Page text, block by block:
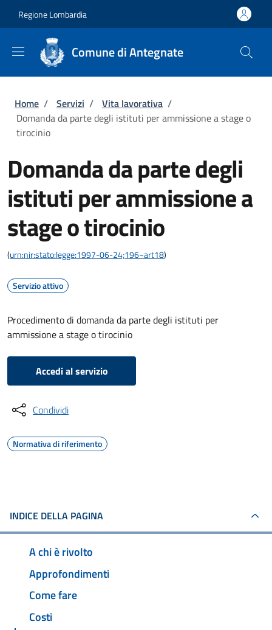
Regione Lombardia
Comune di Antegnate
Briciole di pane
Home / Servizi / Vita lavorativa /
Domanda da parte degli istituti per ammissione a stage o
tirocinio
Domanda da parte degli
istituti per ammissione a
stage o tirocinio
(urn:nir:stato:legge:1997-06-24;196~art18)
Servizio attivo
Procedimento di domanda da parte degli istituti per
ammissione a stage o tirocinio
Accedi al servizio
Condividi
Normativa di riferimento
INDICE DELLA PAGINA
A chi è rivolto
Approfondimenti
Come fare
Costi